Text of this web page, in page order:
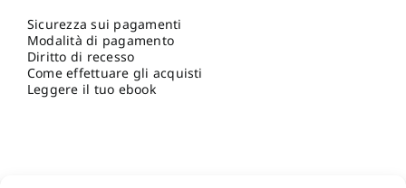
Sicurezza sui pagamenti
Modalità di pagamento
Diritto di recesso
Come effettuare gli acquisti
Leggere il tuo ebook